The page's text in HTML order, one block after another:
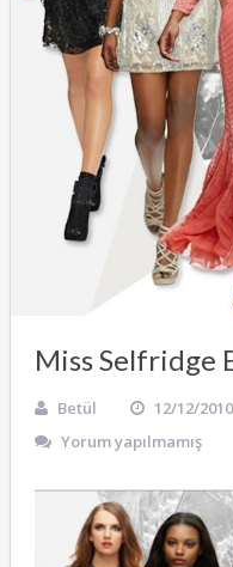
Miss Selfridge
Betül 12/12/2010
Yorum yapılmamış